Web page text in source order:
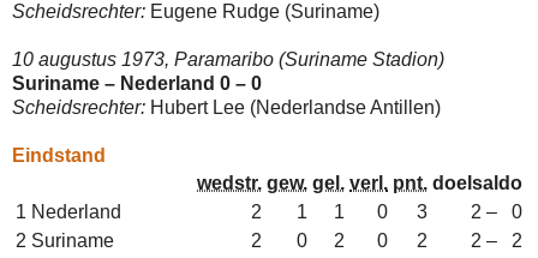
Scheidsrechter: Eugene Rudge (Suriname)
10 augustus 1973, Paramaribo (Suriname Stadion)
Suriname – Nederland 0 – 0
Scheidsrechter: Hubert Lee (Nederlandse Antillen)
Eindstand
wedstr. gew. gel. verl. pnt. doelsaldo
1 Nederland 2 1 1 0 3
2 – 0
2 Suriname 2 0 2 0 2
2 – 2